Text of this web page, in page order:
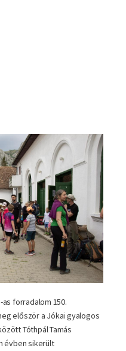
as forradalom 150.
először a Jókai gyalogos
Tóthpál Tamás
évben sikerült